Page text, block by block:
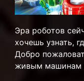
Эра роботов
хочешь узнать,
Добро
живым машинам